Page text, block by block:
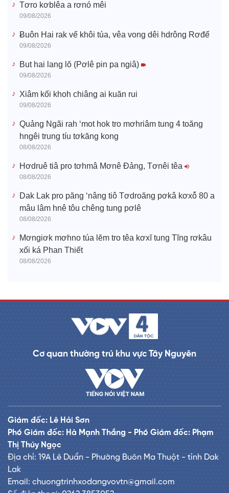
Tơro kơblêa a rơnó mêi
09/08/2026
Ƀuôn Hai rak vế khôi túa, vêa vong dêi hdrông Rơđế
09/08/2026
But hai lang lŏ (Pơlê pin pa ngiâ)
09/08/2026
Xiâm kối khoh chiâng ai kuăn rui
09/08/2026
Quảng Ngãi rah ‘mot hok tro mơhriâm tung 4 toăng
hngêi trung tíu tơkăng kong
08/08/2026
Hơdruê tiâ pro tơhmâ Mơnê Đảng, Tơnêi têa
08/08/2026
Dak Lak pro păng ‘nâng tiô Tơdroăng pơkâ kơxô̆ 80 a
mâu lâm hnê tôu chêng tung pơlê
08/08/2026
Mơngiơk mơhno túa lĕm tro têa kơxĭ tung Tĭng rơkâu
xối ká Phan Thiết
08/08/2026
Cơ quan thường trú khu vực Tây Nguyên
Giám đốc: Lê Hải Sơn
Phó Giám đốc: Hà Mạnh Thắng - Phó Giám đốc: Phạm
Thị Thúy Ngọc
Địa chỉ: 19A Lê Duẩn - Phường Buôn Ma Thuột - tỉnh Dak
Lak
Email: chuongtrinhxodangvovtn@gmail.com